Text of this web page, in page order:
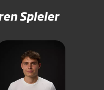
Spieler